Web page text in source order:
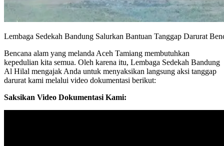
Lembaga Sedekah Bandung Salurkan Bantuan Tanggap Darurat
Bencana alam yang melanda Aceh Tamiang membutuhkan
kepedulian kita semua. Oleh karena itu, Lembaga Sedekah Bandung
Al Hilal mengajak Anda untuk menyaksikan langsung aksi tanggap
darurat kami melalui video dokumentasi berikut:
Saksikan Video Dokumentasi Kami: